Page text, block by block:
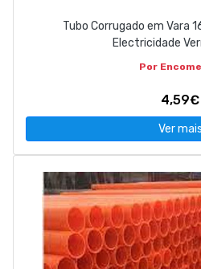
Tubo Corrugado em Vara
Electricidade
Por
4,59€
Ver mais